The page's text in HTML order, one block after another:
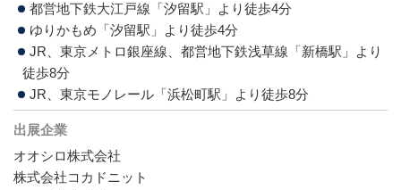
都営地下鉄大江戸線「汐留駅」より徒歩4分
ゆりかもめ「汐留駅」より徒歩4分
JR、東京メトロ銀座線、都営地下鉄浅草線「新橋駅」より
徒歩8分
JR、東京モノレール「浜松町駅」より徒歩8分
出展企業
オオシロ株式会社
株式会社コカドニット